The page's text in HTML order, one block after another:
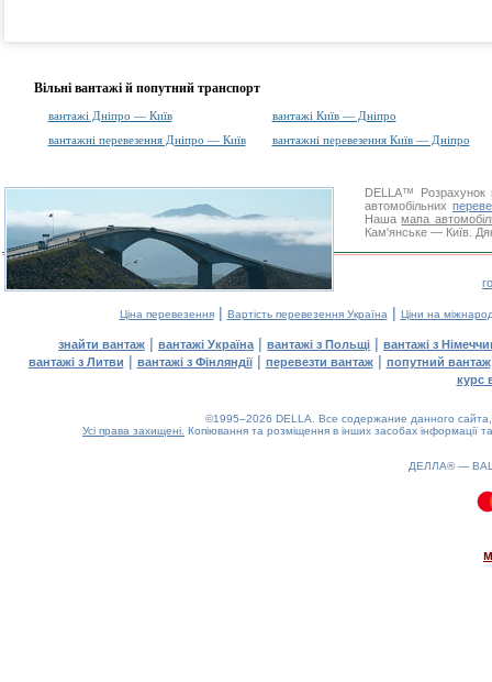
Вільні вантажі й попутний транспорт
вантажі Дніпро — Київ
вантажі Київ — Дніпро
вантажні перевезення Дніпро — Київ
вантажні перевезення Київ — Дніпро
DELLA™
Розрахунок
автомобільних
Нашамапа
Кам'янське — Київ.
Ціна перевезення| Вартість перевезення Україна | Ціни на
знайти вантаж | вантажі Україна | вантажі з Польщі | вантажі з
вантажі з Литви | вантажі з Фінляндії| перевезти вантаж| попутний вантаж
курс
©1995–2026 DELLA. Все содержание данного
Усі права захищені. Копіювання та розміщення в інших засобах інформації
ДЕЛЛА® —